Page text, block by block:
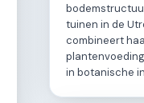
tuinen in de
combineert
in botanische